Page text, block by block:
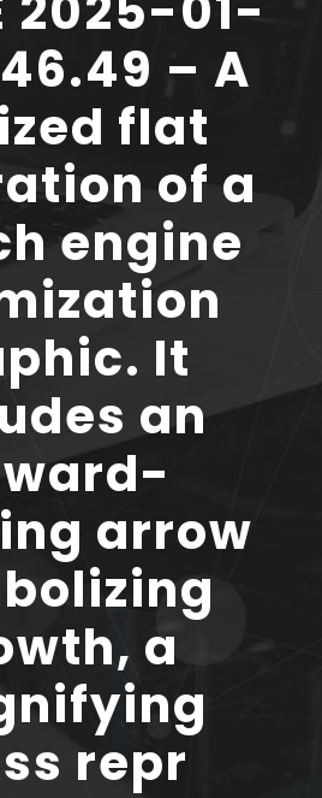
– A
flat
of a
engine
It
an
arrow
a
repr